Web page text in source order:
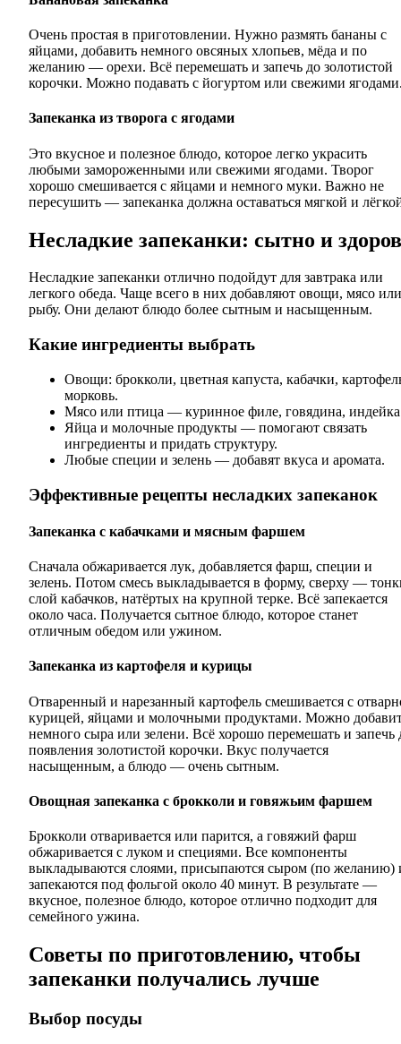
Очень простая в приготовлении. Нужно размять бананы с
яйцами, добавить немного овсяных хлопьев, мёда и по
желанию — орехи. Всё перемешать и запечь до золотистой
корочки. Можно подавать с йогуртом или свежими
Запеканка из творога с ягодами
Это вкусное и полезное блюдо, которое легко украсить
любыми замороженными или свежими ягодами. Творог
хорошо смешивается с яйцами и немного муки. Важно не
пересушить — запеканка должна оставаться мягкой и
Несладкие запеканки: сытно и
Несладкие запеканки отлично подойдут для завтрака или
легкого обеда. Чаще всего в них добавляют овощи, мясо или
рыбу. Они делают блюдо более сытным и насыщенным.
Какие ингредиенты выбрать
Овощи: брокколи, цветная капуста, кабачки,
морковь.
Мясо или птица — куринное филе, говядина,
Яйца и молочные продукты — помогают связать
ингредиенты и придать структуру.
Любые специи и зелень — добавят вкуса и аромата.
Эффективные рецепты несладких запеканок
Запеканка с кабачками и мясным фаршем
Сначала обжаривается лук, добавляется фарш, специи и
зелень. Потом смесь выкладывается в форму, сверху —
слой кабачков, натёртых на крупной терке. Всё запекается
около часа. Получается сытное блюдо, которое станет
отличным обедом или ужином.
Запеканка из картофеля и курицы
Отваренный и нарезанный картофель смешивается с
курицей, яйцами и молочными продуктами. Можно
немного сыра или зелени. Всё хорошо перемешать и запечь
появления золотистой корочки. Вкус получается
насыщенным, а блюдо — очень сытным.
Овощная запеканка с брокколи и говяжьим фаршем
Брокколи отваривается или парится, а говяжий фарш
обжаривается с луком и специями. Все компоненты
выкладываются слоями, присыпаются сыром (по желанию)
запекаются под фольгой около 40 минут. В результате —
вкусное, полезное блюдо, которое отлично подходит для
семейного ужина.
Советы по приготовлению, чтобы
запеканки получались лучше
Выбор посуды